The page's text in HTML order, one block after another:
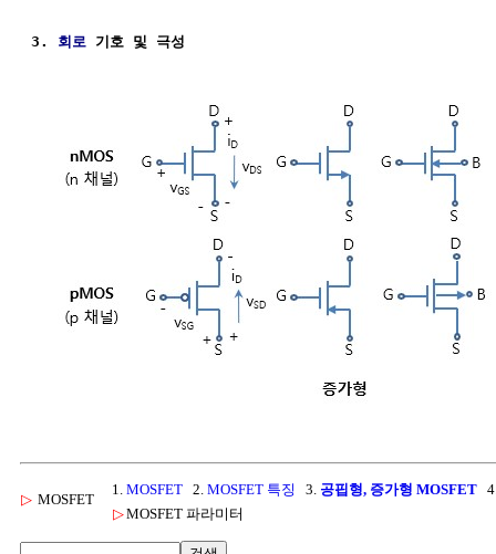
3. 회로 기호 및 극성
▷ MOSFET
1. MOSFET 2. MOSFET 특징 3. 공핍형, 증가형 MOSFET
▷MOSFET 파라미터